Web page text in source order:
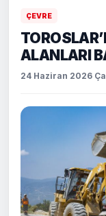
ÇEVRE
ALANLARI
24 Haziran 2026